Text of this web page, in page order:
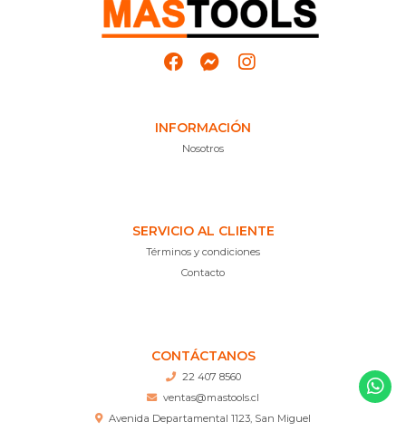
INFORMACIÓN
Nosotros
SERVICIO AL CLIENTE
Términos y condiciones
Contacto
CONTÁCTANOS
22 407 8560
ventas@mastools.cl
Avenida Departamental 1123, San Miguel